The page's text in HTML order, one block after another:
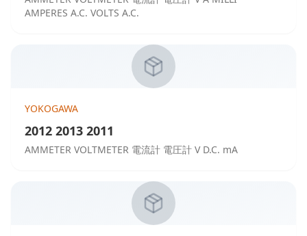
AMPERES A.C. VOLTS A.C.
YOKOGAWA
2012 2013 2011
AMMETER VOLTMETER 電流計 電圧計 V D.C. mA